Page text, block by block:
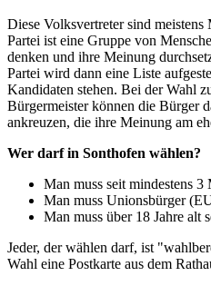
Diese Volksvertreter sind
Partei ist eine Gruppe von
denken und ihre Meinung
Partei wird dann eine Liste
Kandidaten stehen. Bei der Wahl
Bürgermeister können die Bürger
ankreuzen, die ihre Meinung am
Wer darf in Sonthofen wählen?
Man muss seit mindestens
Man muss Unionsbürger
Man muss über 18 Jahre alt
Jeder, der wählen darf, ist
Wahl eine Postkarte aus dem